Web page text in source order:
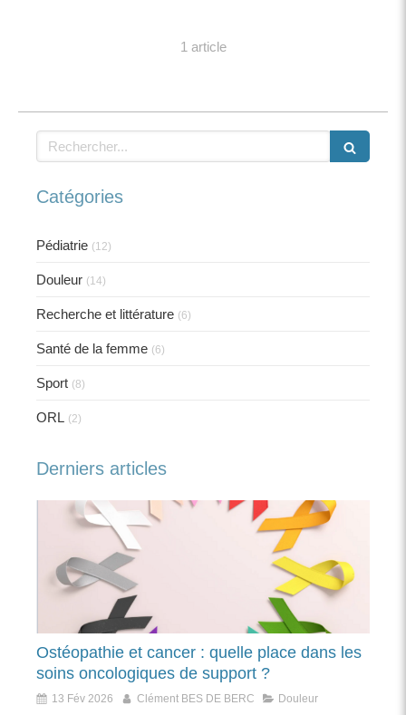
1 article
Rechercher
Catégories
Pédiatrie (12)
Douleur (14)
Recherche et littérature (6)
Santé de la femme (6)
Sport (8)
ORL (2)
Derniers articles
Ostéopathie et cancer : quelle place dans les
soins oncologiques de support ?
13 Fév 2026 Clément BES DE BERC Douleur